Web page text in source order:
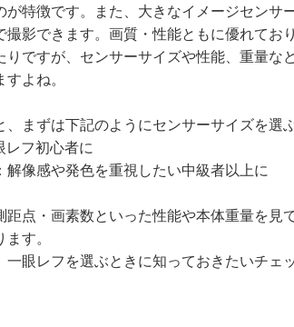
が特徴です。また、大きなイメージセンサ
撮影できます。画質・性能ともに優れてお
りですが、センサーサイズや性能、重量な
よね。
、まずは下記のようにセンサーサイズを選
レフ初心者に
解像感や発色を重視したい中級者以上に
距点・画素数といった性能や本体重量を見
す。
一眼レフを選ぶときに知っておきたいチェ